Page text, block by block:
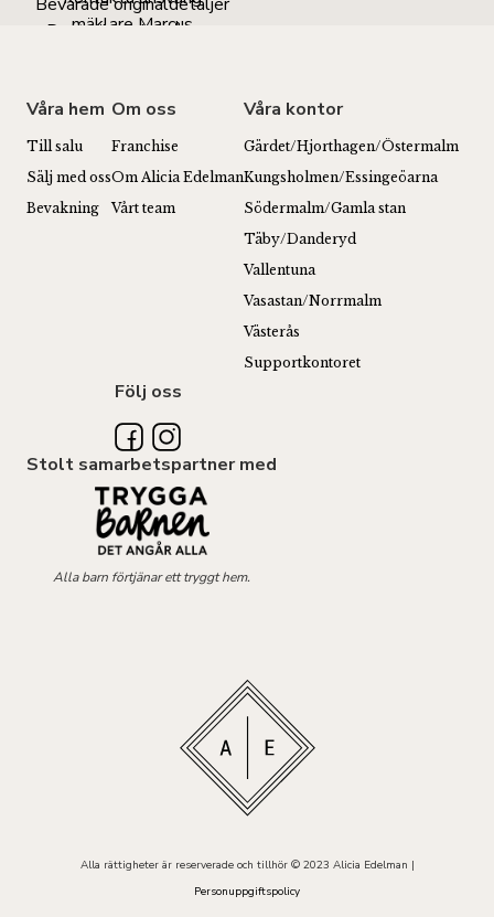
Våra hem
Till salu
Sälj med oss
Bevakning
Om oss
Franchise
Om Alicia Edelman
Vårt team
Våra kontor
Gärdet/Hjorthagen/Östermalm
Kungsholmen/Essingeöarna
Södermalm/Gamla stan
Täby/Danderyd
Vallentuna
Vasastan/Norrmalm
Västerås
Supportkontoret
Följ oss
Stolt samarbetspartner med
Alla barn förtjänar ett tryggt hem.
Alla rättigheter är reserverade och tillhör © 2023 Alicia Edelman |
Personuppgiftspolicy